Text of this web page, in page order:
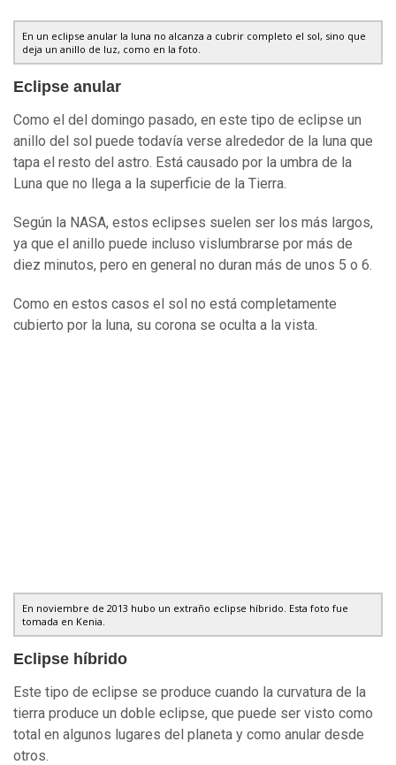
En un eclipse anular la luna no alcanza a cubrir completo el sol, sino que
deja un anillo de luz, como en la foto.
Eclipse anular
Como el del domingo pasado, en este tipo de eclipse un
anillo del sol puede todavía verse alrededor de la luna que
tapa el resto del astro. Está causado por la umbra de la
Luna que no llega a la superficie de la Tierra.
Según la NASA, estos eclipses suelen ser los más largos,
ya que el anillo puede incluso vislumbrarse por más de
diez minutos, pero en general no duran más de unos 5 o 6.
Como en estos casos el sol no está completamente
cubierto por la luna, su corona se oculta a la vista.
En noviembre de 2013 hubo un extraño eclipse híbrido. Esta foto fue
tomada en Kenia.
Eclipse híbrido
Este tipo de eclipse se produce cuando la curvatura de la
tierra produce un doble eclipse, que puede ser visto como
total en algunos lugares del planeta y como anular desde
otros.